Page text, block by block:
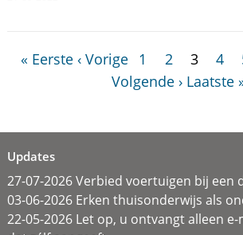
« Eerste ‹ Vorige 1 2 3 4
Volgende › Laatste
Updates
27-07-2026 Verbied voertuigen bij een
03-06-2026 Erken thuisonderwijs als
22-05-2026 Let op, u ontvangt alleen